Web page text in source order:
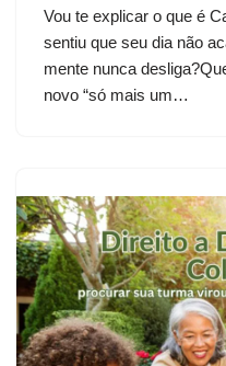
Vou te explicar o que é
sentiu que seu dia não
mente nunca
novo “só mais um…